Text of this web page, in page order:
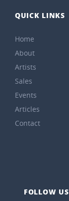
QUICK LINKS
Home
About
Artists
Sales
Events
Articles
Contact
FOLLOW US